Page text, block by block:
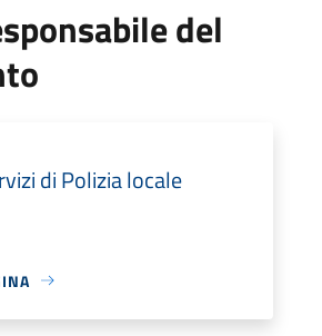
del
di Polizia locale